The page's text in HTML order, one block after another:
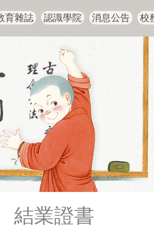
育雜誌 認識學院 消息公告 校
結業證書